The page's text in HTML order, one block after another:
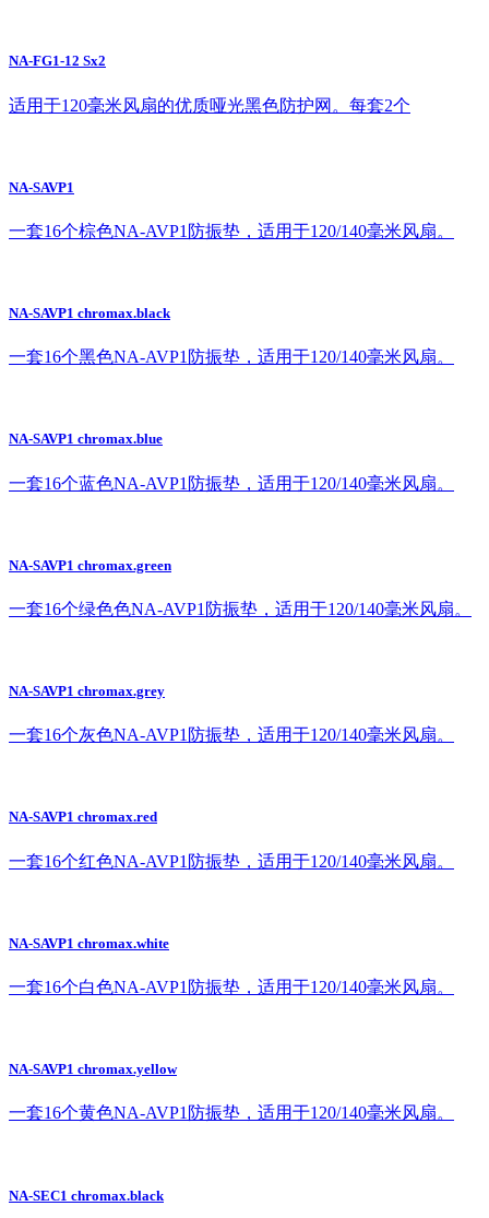
NA-FG1-12 Sx2
适用于120毫米风扇的优质哑光黑色防护网。每套2个
NA-SAVP1
一套16个棕色NA-AVP1防振垫，适用于120/140毫米风扇。
NA-SAVP1 chromax.black
一套16个黑色NA-AVP1防振垫，适用于120/140毫米风扇。
NA-SAVP1 chromax.blue
一套16个蓝色NA-AVP1防振垫，适用于120/140毫米风扇。
NA-SAVP1 chromax.green
一套16个绿色色NA-AVP1防振垫，适用于120/140毫米风扇。
NA-SAVP1 chromax.grey
一套16个灰色NA-AVP1防振垫，适用于120/140毫米风扇。
NA-SAVP1 chromax.red
一套16个红色NA-AVP1防振垫，适用于120/140毫米风扇。
NA-SAVP1 chromax.white
一套16个白色NA-AVP1防振垫，适用于120/140毫米风扇。
NA-SAVP1 chromax.yellow
一套16个黄色NA-AVP1防振垫，适用于120/140毫米风扇。
NA-SEC1 chromax.black